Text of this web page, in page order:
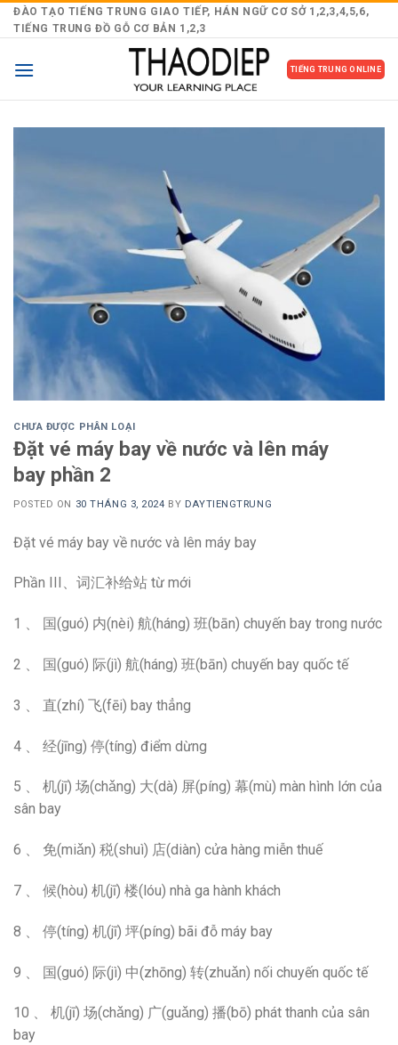
SkipĐÀO TẠO TIẾNG TRUNG GIAO TIẾP, HÁN NGỮ CƠ SỞ 1,2,3,4,5,6,
TIẾNG TRUNG ĐỒ GỖ CƠ BẢN 1,2,3
TIẾNG TRUNG ONLINE
CHƯA ĐƯỢC PHÂN LOẠI
Đặt vé máy bay về nước và lên máy
bay phần 2
POSTED ON 30 THÁNG 3, 2024 BY DAYTIENGTRUNG
Đặt vé máy bay về nước và lên máy bay
Phần III、词汇补给站 từ mới
1 、 国(guó) 内(nèi) 航(háng) 班(bān) chuyến bay trong nước
2 、 国(guó) 际(jì) 航(háng) 班(bān) chuyến bay quốc tế
3 、 直(zhí) 飞(fēi) bay thẳng
4 、 经(jīng) 停(tíng) điểm dừng
5 、 机(jī) 场(chǎng) 大(dà) 屏(píng) 幕(mù) màn hình lớn của
sân bay
6 、 免(miǎn) 税(shuì) 店(diàn) cửa hàng miễn thuế
7 、 候(hòu) 机(jī) 楼(lóu) nhà ga hành khách
8 、 停(tíng) 机(jī) 坪(píng) bãi đỗ máy bay
9 、 国(guó) 际(jì) 中(zhōng) 转(zhuǎn) nối chuyến quốc tế
10 、 机(jī) 场(chǎng) 广(guǎng) 播(bō) phát thanh của sân
bay